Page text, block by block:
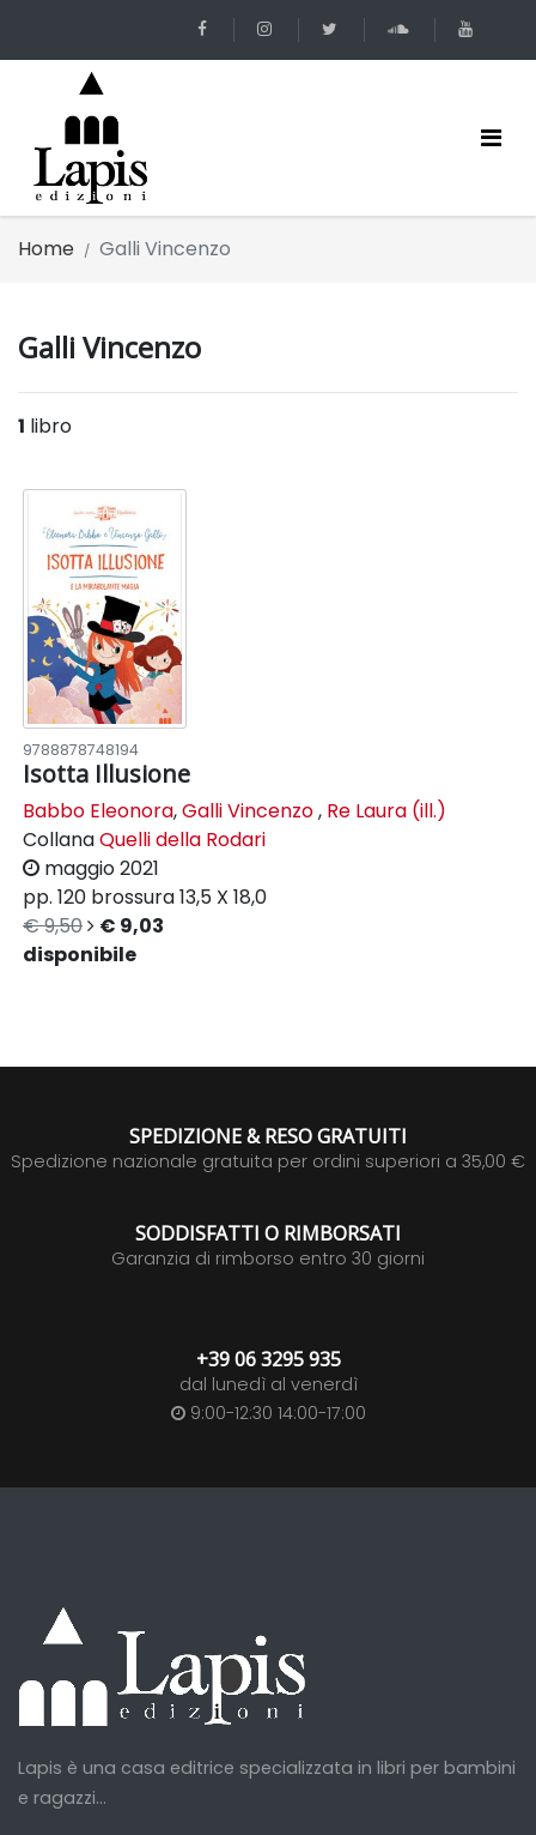
Home Galli Vincenzo
Galli Vincenzo
1 libro
9788878748194
Isotta Illusione
Babbo Eleonora,Galli Vincenzo, Re Laura (ill.)
CollanaQuelli della Rodari
maggio 2021
pp. 120 brossura13,5 X 18,0
€ 9,50
€ 9,03
disponibile
SPEDIZIONE & RESO GRATUITI
Spedizione nazionale gratuita per ordini superiori a 35,00 €
SODDISFATTI O RIMBORSATI
Garanzia di rimborso entro 30 giorni
+39 06 3295 935
dal lunedì al venerdì
9:00-12:30 14:00-17:00
Lapis è una casa editrice specializzata in libri per bambini
e ragazzi...